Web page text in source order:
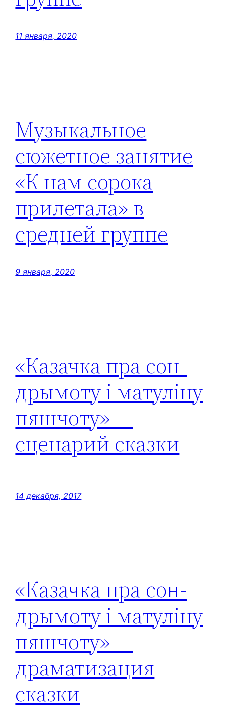
11 января, 2020
Музыкальное
сюжетное занятие
«К нам сорока
прилетала» в
средней группе
9 января, 2020
«Казачка пра сон-
дрымоту і матуліну
пяшчоту» —
сценарий сказки
14 декабря, 2017
«Казачка пра сон-
дрымоту і матуліну
пяшчоту» —
драматизация
сказки